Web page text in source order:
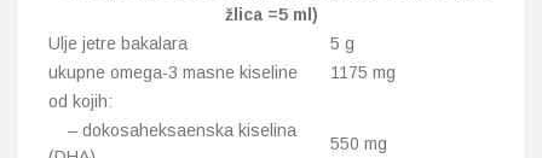
žlica =5 ml)
Ulje jetre bakalara
5 g
ukupne omega-3 masne kiseline
1175 mg
od kojih:
– dokosaheksaenska kiselina
550 mg